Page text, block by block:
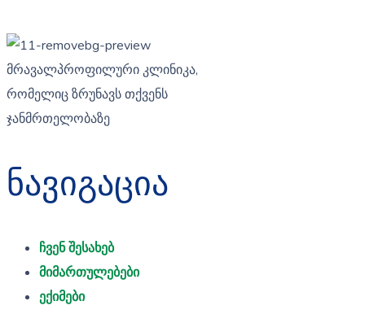
მრავალპროფილური კლინიკა,
რომელიც ზრუნავს თქვენს
ჯანმრთელობაზე
ნავიგაცია
ჩვენ შესახებ
მიმართულებები
ექიმები